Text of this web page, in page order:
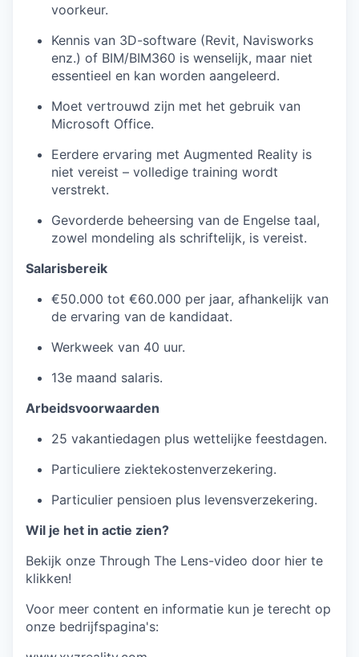
voorkeur.
Kennis van 3D-software (Revit, Navisworks
enz.) of BIM/BIM360 is wenselijk, maar niet
essentieel en kan worden aangeleerd.
Moet vertrouwd zijn met het gebruik van
Microsoft Office.
Eerdere ervaring met Augmented Reality is
niet vereist – volledige training wordt
verstrekt.
Gevorderde beheersing van de Engelse taal,
zowel mondeling als schriftelijk, is vereist.
Salarisbereik
€50.000 tot €60.000 per jaar, afhankelijk van
de ervaring van de kandidaat.
Werkweek van 40 uur.
13e maand salaris.
Arbeidsvoorwaarden
25 vakantiedagen plus wettelijke feestdagen.
Particuliere ziektekostenverzekering.
Particulier pensioen plus levensverzekering.
Wil je het in actie zien?
Bekijk onze Through The Lens-video door hier te
klikken!
Voor meer content en informatie kun je terecht op
onze bedrijfspagina's: